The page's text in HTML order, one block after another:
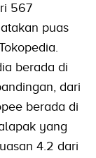
567
puas
berada di
dari
berada di
yang
4.2 dari